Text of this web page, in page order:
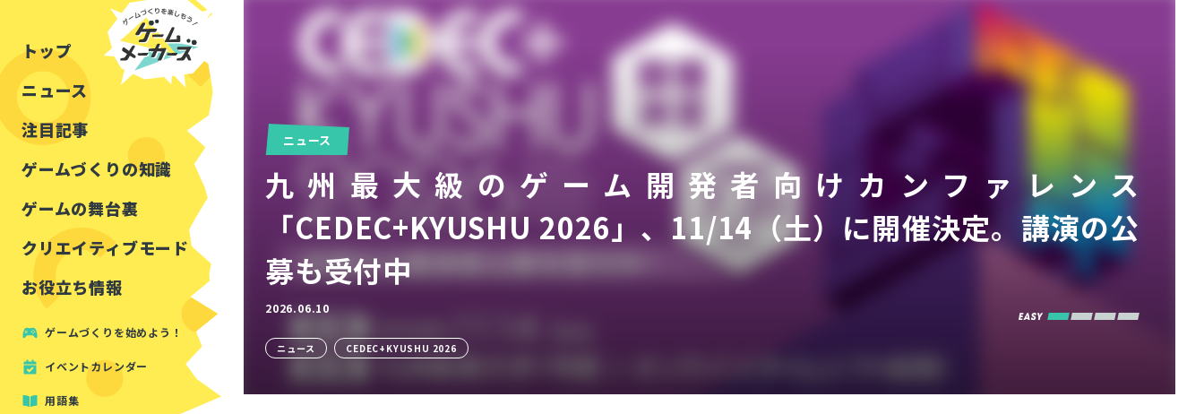
トップ
ニュース
注目記事
ゲームづくりの知識
チュートリアル
ルールをつくる
しくみをつくる
見た目を良くする
ゲームの舞台裏
インタビュー
講演レポート
クリエイティブモード
フォートナイト
マインクラフト
お役立ち情報
公開資料まとめ
イベントレポート
注目・定番の〇〇
アセットレビュー
ツール紹介
周辺機器・ハードウェア
ゲームづくりを始めよう！
イベントカレンダー
用語集
ニュース
九州最大級のゲーム開発者向けカンファレンス
「CEDEC+KYUSHU 2026」、11/14（土）に開催決定。講演の公
募も受付中
2026.06.10
ニュース CEDEC+KYUSHU 2026